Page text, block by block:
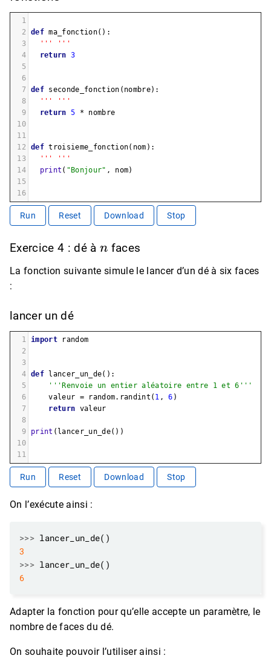
1
2
def ma_fonction():
3
''' '''
4
return 3
5
6
7 def seconde_fonction ( nombre):
8
''' '''
9
return 5 *
nombre
10
11
12
def troisieme_fonction( nom ):
13
''' '''
14
print ( "Bonjour" , nom)
15
16
Run Reset Download Stop
Exercice 4 : dé à faces
La fonction suivante simule le lancer d’un dé à six faces
:
lancer un dé
1 import
random
2
3
4 def lancer_un_de():
5
'''Renvoie un entier aléatoire entre 1 et 6'''
6
valeur = random. randint ( 1 , 6 )
7
return valeur
8
9
print ( lancer_un_de())
10
11
Run Reset Download Stop
On l’exécute ainsi :
>>>
3
>>>
6
Adapter la fonction pour qu’elle accepte un paramètre, le
nombre de faces du dé.
On souhaite pouvoir l’utiliser ainsi :